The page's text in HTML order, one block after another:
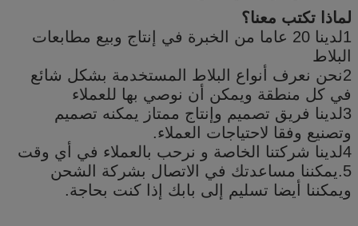
لماذا تكتب معنا؟
1لدينا 20 عاما من الخبرة في إنتاج وبيع مطابعات
البلاط
2نحن نعرف أنواع البلاط المستخدمة بشكل شائع
في كل منطقة ويمكن أن نوصي بها للعملاء
3لدينا فريق تصميم وإنتاج ممتاز يمكنه تصميم
وتصنيع وفقا لاحتياجات العملاء.
4لدينا شركتنا الخاصة و نرحب بالعملاء في أي وقت
5.يمكننا مساعدتك في الاتصال بشركة الشحن
ويمكننا أيضا تسليم إلى بابك إذا كنت بحاجة.